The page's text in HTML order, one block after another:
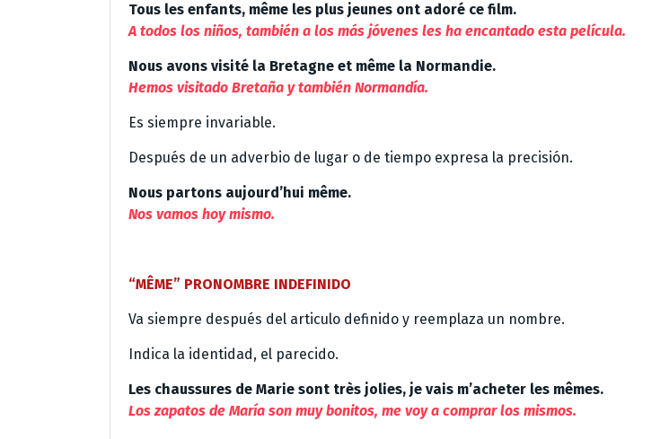
Tous les enfants, même les plus jeunes ont adoré ce film.
A todos los niños, también a los más jóvenes les ha encantado esta película.
Nous avons visité la Bretagne et même la Normandie.
Hemos visitado Bretaña y también Normandía.
Es siempre invariable.
Después de un adverbio de lugar o de tiempo expresa la precisión.
Nous partons aujourd’hui même.
Nos vamos hoy mismo.
“MÊME” PRONOMBRE INDEFINIDO
Va siempre después del articulo definido y reemplaza un nombre.
Indica la identidad, el parecido.
Les chaussures de Marie sont très jolies, je vais m’acheter les mêmes.
Los zapatos de María son muy bonitos, me voy a comprar los mismos.